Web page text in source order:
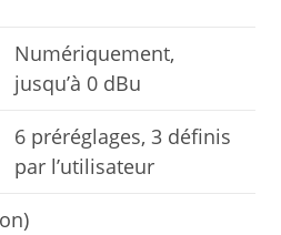
Numériquement,
jusqu’à 0 dBu
6 préréglages, 3 définis
par l’utilisateur